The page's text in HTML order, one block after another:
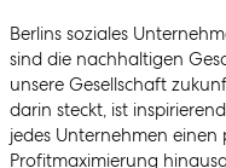
Berlins soziales
sind die nachhaltigen
unsere Gesellschaft
darin steckt, ist
jedes Unternehmen
Profitmaximierung